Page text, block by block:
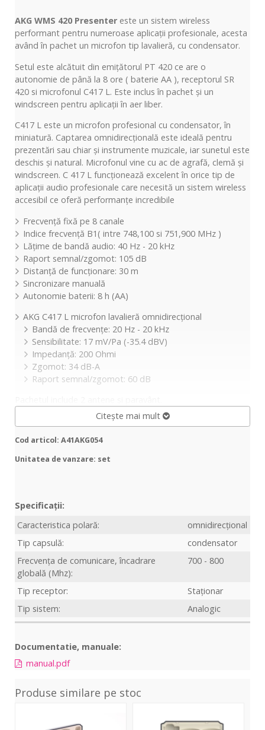
AKG WMS 420 Presenter este un sistem wireless
performant pentru numeroase aplicații profesionale, acesta
având în pachet un microfon tip lavalieră, cu condensator.
Setul este alcătuit din emițătorul PT 420 ce are o
autonomie de până la 8 ore ( baterie AA ), receptorul SR
420 si microfonul C417 L. Este inclus în pachet și un
windscreen pentru aplicații în aer liber.
C417 L este un microfon profesional cu condensator, în
miniatură. Captarea omnidirecțională este ideală pentru
prezentări sau chiar și instrumente muzicale, iar sunetul este
deschis și natural. Microfonul vine cu ac de agrafă, clemă și
windscreen. C 417 L funcționează excelent în orice tip de
aplicații audio profesionale care necesită un sistem wireless
accesibil ce oferă performanțe incredibile
Frecvență fixă pe 8 canale
Indice frecvență B1( intre 748,100 si 751,900 MHz )
Lățime de bandă audio: 40 Hz - 20 kHz
Raport semnal/zgomot: 105 dB
Distanță de funcționare: 30 m
Sincronizare manuală
Autonomie baterii: 8 h (AA)
AKG C417 L microfon lavalieră omnidirecțional
Bandă de frecvențe: 20 Hz - 20 kHz
Sensibilitate: 17 mV/Pa (-35.4 dBV)
Impedanță: 200 Ohmi
Zgomot: 34 dB-A
Raport semnal/zgomot: 60 dB
Citește mai mult
Cod articol: A41AKG054
Unitatea de vanzare: set
Specificații:
Caracteristica polară:
omnidirecțional
Tip capsulă:
condensator
Frecvența de comunicare, încadrare
globală (Mhz):
700 - 800
Tip receptor:
Staționar
Tip sistem:
Analogic
Documentatie, manuale:
manual.pdf
Produse similare pe stoc